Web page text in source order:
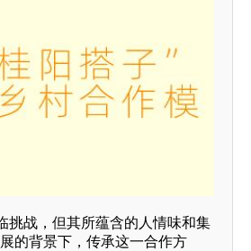
挑战，但其所蕴含的人情味和集
的背景下，传承这一合作方